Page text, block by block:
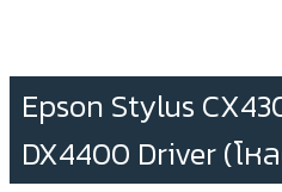
Epson Stylus
DX4400 Driver (โห